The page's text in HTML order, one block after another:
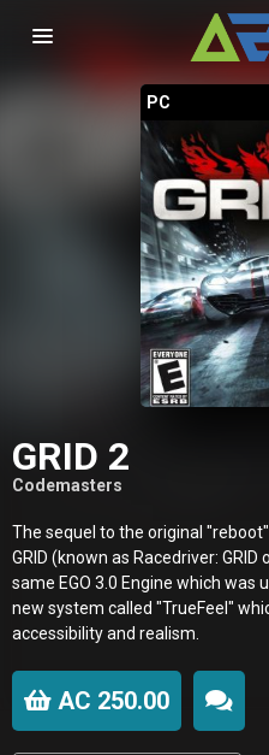
Nawigacja
PC
GRID 2
Codemasters
The sequel to the original
GRID (known as Racedriver:
same EGO 3.0 Engine which was
new system called "TrueFeel"
accessibility and realism.
AC 250.00